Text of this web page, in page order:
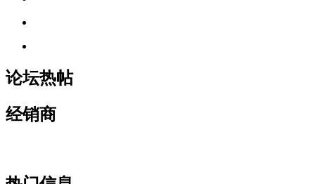
论坛热帖
经销商